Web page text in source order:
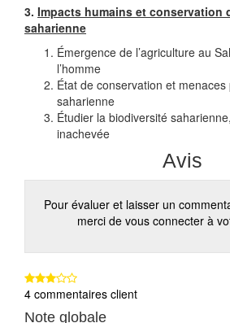
3. Impacts humains et conservation
saharienne
Émergence de l’agriculture au
l’homme
État de conservation et
saharienne
Étudier la biodiversité
inachevée
Avis
Pour évaluer et laisser un
merci de vous connecter à
4 commentaires client
Note globale